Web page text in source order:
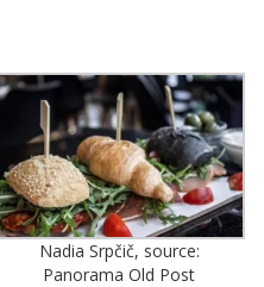
Nadia Srpčič, source:
Panorama Old Post